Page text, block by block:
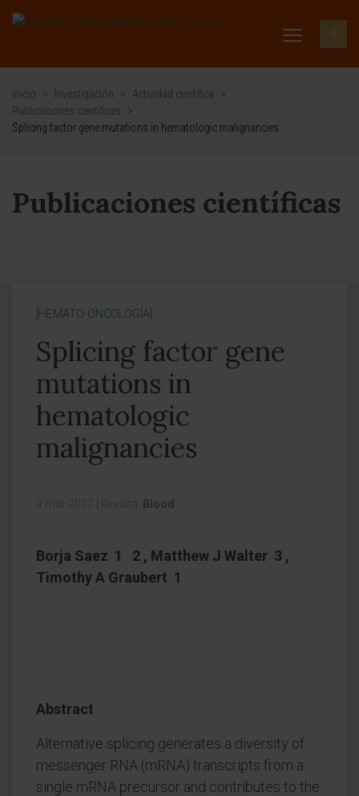
Inicio > Investigación > Actividad científica
>
Publicaciones científicas
>
Splicing factor gene mutations in hematologic malignancies
Publicaciones científicas
[HEMATO-ONCOLOGÍA]
Splicing factor gene
mutations in
hematologic
malignancies
9 mar 2017 Revista: Blood
Borja Saez 1 2 , Matthew J Walter 3 ,
Timothy A Graubert 1
Abstract
Alternative splicing generates a diversity of
messenger RNA (mRNA) transcripts from a
single mRNA precursor and contributes to the